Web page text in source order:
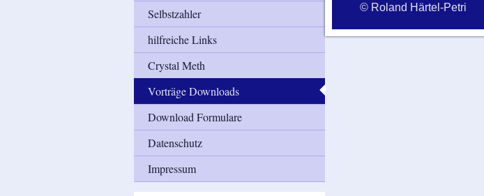
© Roland Härtel-Petri
Selbstzahler
hilfreiche Links
Crystal Meth
Vorträge Downloads
Download Formulare
Datenschutz
Impressum